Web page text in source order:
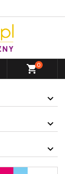
shopping_cart0